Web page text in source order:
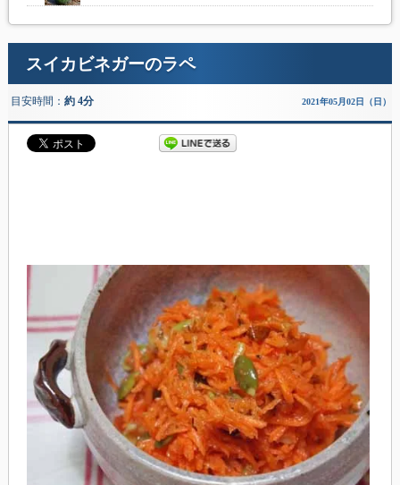
スイカビネガーのラペ
目安時間： 約 4分 2021年05月02日（日）